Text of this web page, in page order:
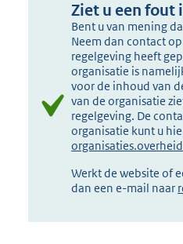
Ziet u een fout
Bent u van mening
Neem dan contact
regelgeving heeft
organisatie is
voor de inhoud van
van de organisatie
regelgeving. De
organisatie kunt u
Werkt de website of
dan een e-mail naar